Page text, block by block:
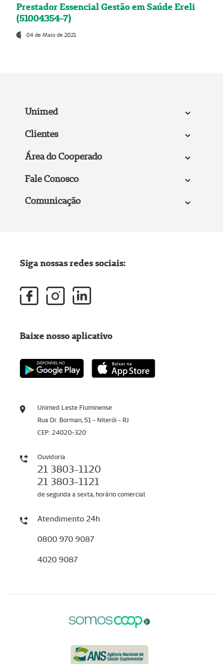
Prestador Essencial Gestão em Saúde Ereli
(51004354-7)
04 de Maio de 2021
Unimed
Clientes
Área do Cooperado
Fale Conosco
Comunicação
Unimed Leste Fluminense
Rua Dr. Borman, 51 - Niterói - RJ
CEP: 24020-320
Ouvidoria
21 3803-1120
21 3803-1121
de segunda a sexta, horário comercial
Atendimento 24h
0800 970 9087
4020 9087
Siga nossas redes sociais:
Baixe nosso aplicativo